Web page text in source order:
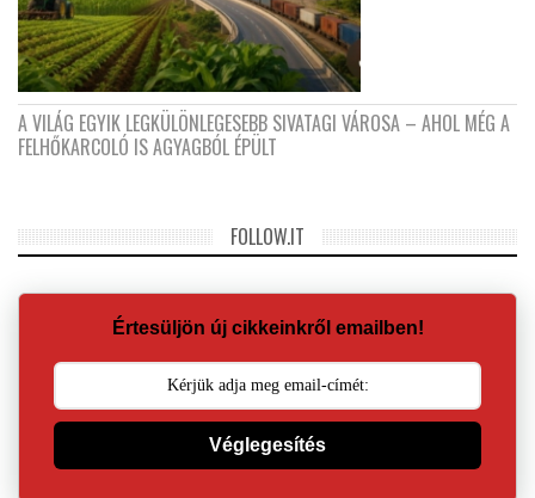
A VILÁG EGYIK LEGKÜLÖNLEGESEBB SIVATAGI VÁROSA – AHOL MÉG A
FELHŐKARCOLÓ IS AGYAGBÓL ÉPÜLT
FOLLOW.IT
Értesüljön új cikkeinkről emailben!
Véglegesítés